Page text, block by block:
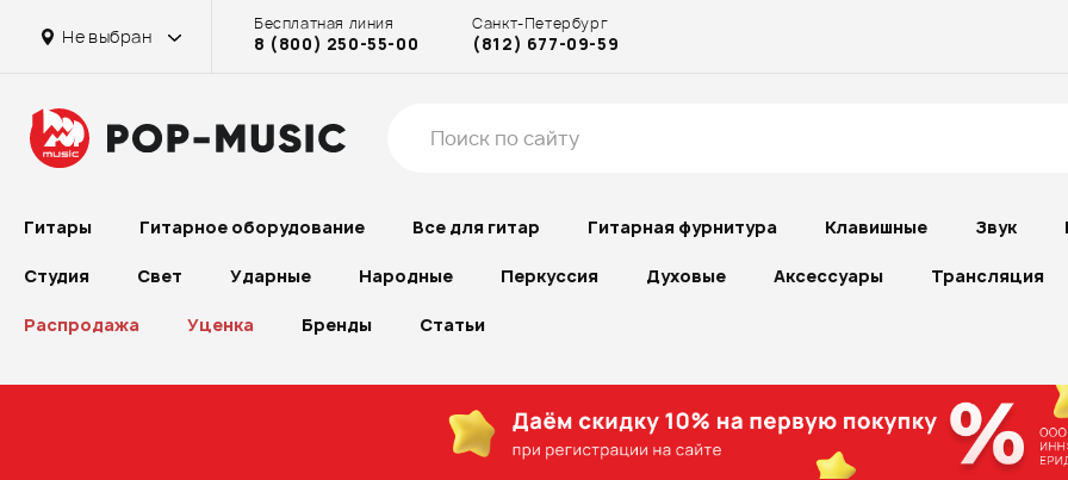
Не выбран
Бесплатная линия
8 (800) 250-55-00
Санкт-Петербург
(812) 677-09-59
Гитары Гитарное оборудование Все для гитар Гитарная фурнитура Клавишные Звук
Студия Свет Ударные Народные Перкуссия Духовые Аксессуары Трансляция
Распродажа Уценка Бренды Статьи